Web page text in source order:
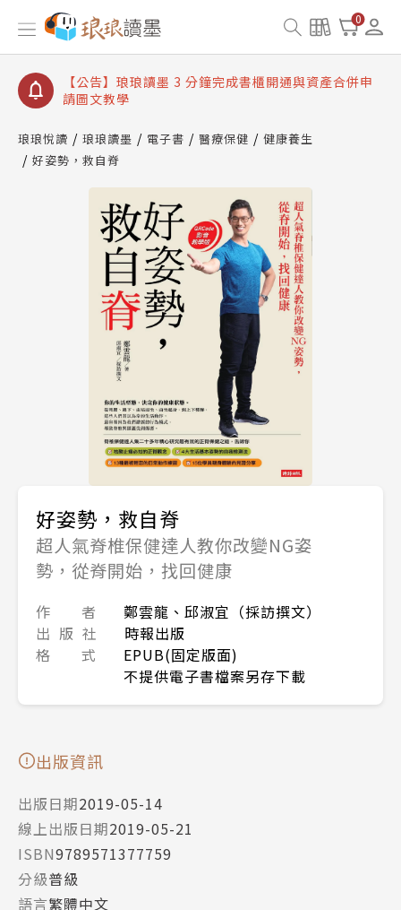
0
【公告】琅琅讀墨數位閱讀資產合併與書櫃開通申請
【公告】琅琅讀墨書櫃開通常見問題
【公告】琅琅讀墨 3 分鐘完成書櫃開通與資產合併申
請圖文教學
查詢
【公告】琅琅讀墨數位閱讀資產合併與書櫃開通申請
琅琅悅讀 琅琅讀墨 電子書 醫療保健
健康養生
好姿勢，救自脊
好姿勢，救自脊
超人氣脊椎保健達人教你改變NG姿
勢，從脊開始，找回健康
作 者
鄭雲龍、邱淑宜（採訪撰文）
出 版 社
時報出版
格 式
EPUB(固定版面)
不提供電子書檔案另存下載
出版資訊
出版日期2019-05-14
線上出版日期2019-05-21
ISBN9789571377759
分級普級
語言繁體中文